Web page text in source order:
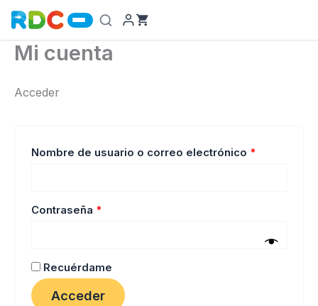
contenido
Mi cuenta
Acceder
Nombre de usuario o correo electrónico *
Contraseña *
Recuérdame
Acceder